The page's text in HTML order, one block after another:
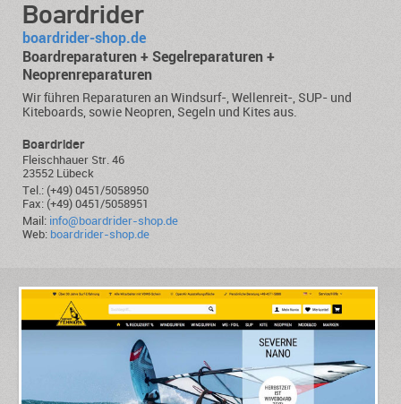
Boardrider
boardrider-shop.de
Boardreparaturen + Segelreparaturen +
Neoprenreparaturen
Wir führen Reparaturen an Windsurf-, Wellenreit-, SUP- und
Kiteboards, sowie Neopren, Segeln und Kites aus.
Boardrider
Fleischhauer Str. 46
23552 Lübeck
Tel.: (+49) 0451/5058950
Fax: (+49) 0451/5058951
Mail: info@boardrider-shop.de
Web: boardrider-shop.de